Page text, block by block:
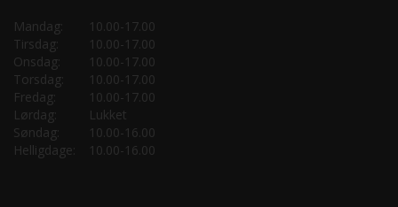
Mandag:
10.00-17.00
Tirsdag:
10.00-17.00
Onsdag:
10.00-17.00
Torsdag:
10.00-17.00
Fredag:
10.00-17.00
Lørdag:
Lukket
Søndag:
10.00-16.00
Helligdage:
10.00-16.00